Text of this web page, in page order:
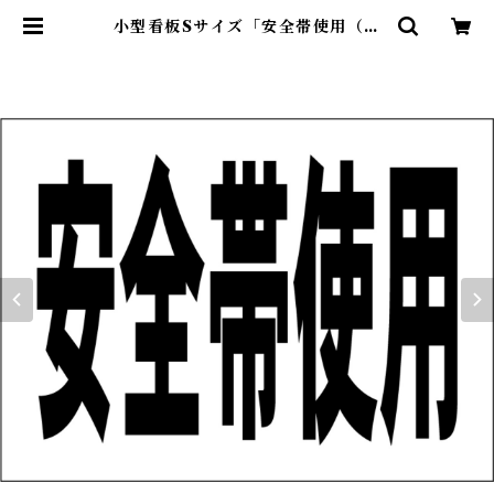
小型看板Sサイズ「安全帯使用（黒